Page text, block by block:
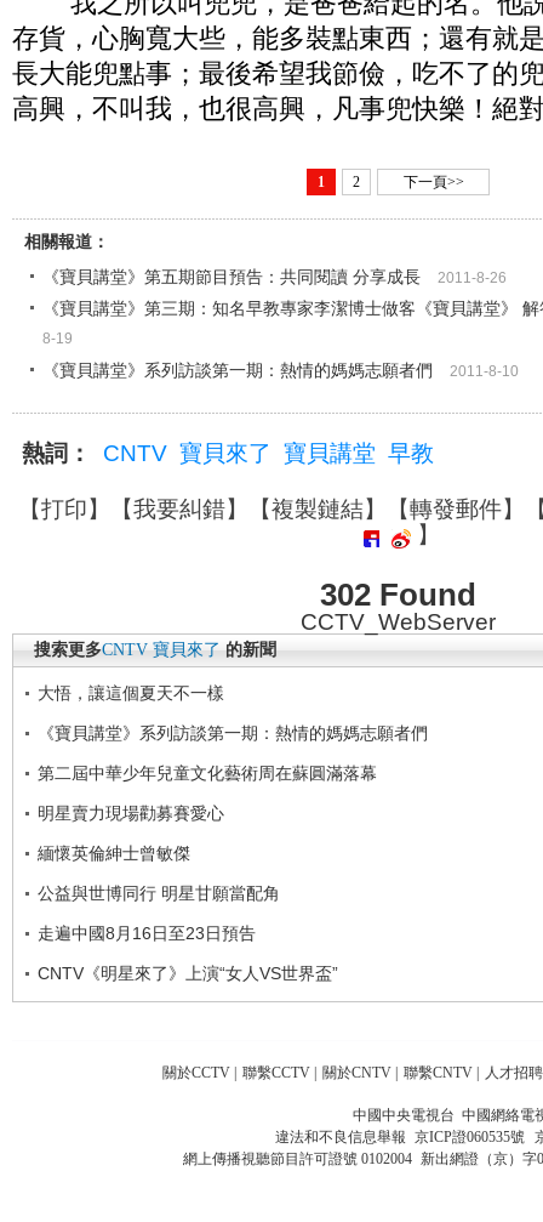
存貨，心胸寬大些，能多裝點東西；還有就
長大能兜點事；最後希望我節儉，吃不了的
高興，不叫我，也很高興，凡事兜快樂！絕
1 2 下一頁>>
相關報道：
《寶貝講堂》第五期節目預告：共同閱讀 分享成長
2011-8-26
《寶貝講堂》第三期：知名早教專家李潔博士做客《寶貝講堂》
8-19
《寶貝講堂》系列訪談第一期：熱情的媽媽志願者們
2011-8-10
熱詞： CNTV 寶貝來了 寶貝講堂 早教
【打印】【我要糾錯】【複製鏈結】【轉發郵件】
】
302 Found
CCTV_WebServer
搜索更多CNTV 寶貝來了 的新聞
大悟，讓這個夏天不一樣
《寶貝講堂》系列訪談第一期：熱情的媽媽志願者們
第二屆中華少年兒童文化藝術周在蘇圓滿落幕
明星賣力現場勸募賽愛心
緬懷英倫紳士曾敏傑
公益與世博同行 明星甘願當配角
走遍中國8月16日至23日預告
CNTV《明星來了》上演“女人VS世界盃”
關於CCTV | 聯繫CCTV | 關於CNTV | 聯繫CNTV | 人才招聘
中國中央電視台 中國網絡電
違法和不良信息舉報 京ICP證060535號
網上傳播視聽節目許可證號 0102004 新出網證（京）